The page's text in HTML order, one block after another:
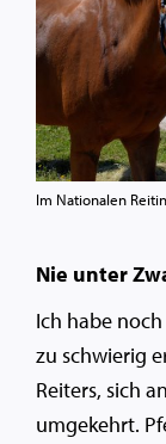
Im Nationalen
Nie unter
Ich habe
zu schwierig
Reiters, sich
umgekehrt.